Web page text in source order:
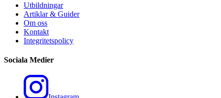
Utbildningar
Artiklar & Guider
Om oss
Kontakt
Integritetspolicy
Sociala Medier